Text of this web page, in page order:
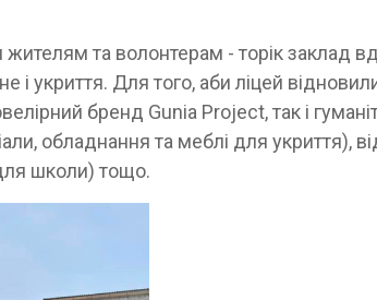
та волонтерам - торік заклад
і укриття. Для того, аби ліцей
бренд Gunia Project, так і
обладнання та меблі для укриття),
школи) тощо.